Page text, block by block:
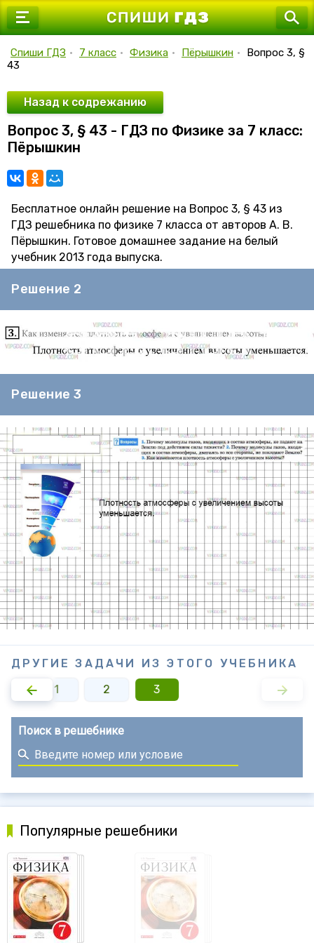
7 класс
9 класс
10 класс
11 класс
Спиши ГДЗ • 7 класс • Физика • Пёрышкин •
Вопрос 3, §
43
Назад к содрежанию
Вопрос 3, § 43 - ГДЗ по Физике за 7 класс:
Пёрышкин
Бесплатное онлайн решение на Вопрос 3, § 43 из
ГДЗ решебника по физике 7 класса от авторов А. В.
Пёрышкин. Готовое домашнее задание на белый
учебник 2013 года выпуска.
Решение 2
Решение 3
ДРУГИЕ ЗАДАЧИ ИЗ ЭТОГО УЧЕБНИКА
1
2 3
Поиск в решебнике
Популярные решебники